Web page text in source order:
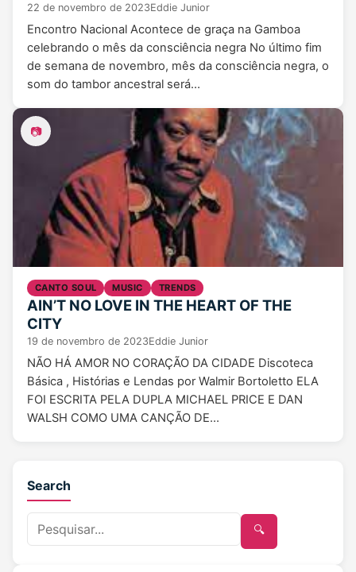
22 de novembro de 2023Eddie Junior
Encontro Nacional Acontece de graça na Gamboa
celebrando o mês da consciência negra No último fim
de semana de novembro, mês da consciência negra, o
som do tambor ancestral será…
📷
CANTO SOUL MUSIC TRENDS
AIN’T NO LOVE IN THE HEART OF THE
CITY
19 de novembro de 2023Eddie Junior
NÃO HÁ AMOR NO CORAÇÃO DA CIDADE Discoteca
Básica , Histórias e Lendas por Walmir Bortoletto ELA
FOI ESCRITA PELA DUPLA MICHAEL PRICE E DAN
WALSH COMO UMA CANÇÃO DE…
Search
🔍